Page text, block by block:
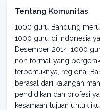
Tentang Komunitas
1000 guru Bandung
1000 guru di Indonesia
Desember 2014. 1000
non formal yang
terbentuknya, regional
berasal dari kalangan
pendidikan dan profesi
kesamaan tujuan untuk